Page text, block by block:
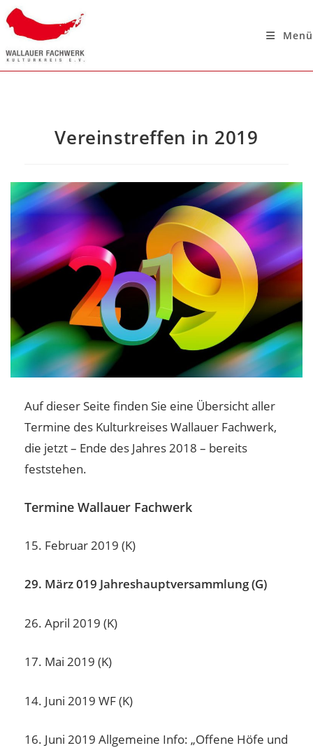
Menü
Vereinstreffen in 2019
Auf dieser Seite finden Sie eine Übersicht aller
Termine des Kulturkreises Wallauer Fachwerk,
die jetzt – Ende des Jahres 2018 – bereits
feststehen.
Termine Wallauer Fachwerk
15. Februar 2019 (K)
29. März 019 Jahreshauptversammlung (G)
26. April 2019 (K)
17. Mai 2019 (K)
14. Juni 2019 WF (K)
16. Juni 2019 Allgemeine Info: „Offene Höfe und